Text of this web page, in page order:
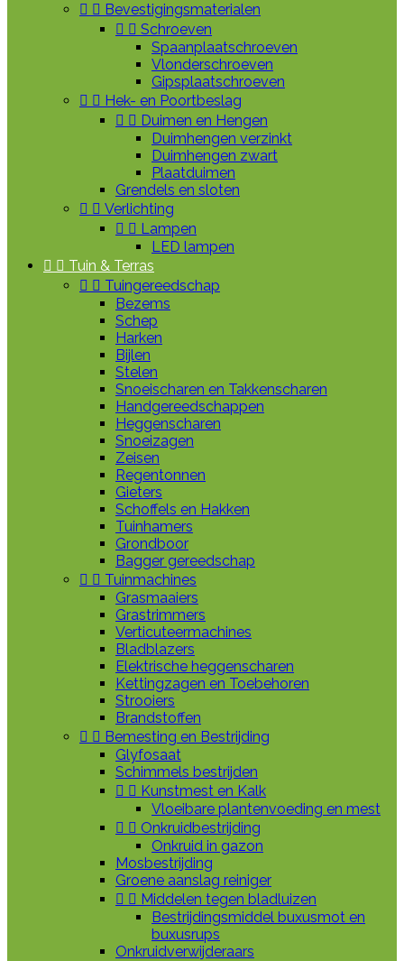
  Bevestigingsmaterialen
  Schroeven
Spaanplaatschroeven
Vlonderschroeven
Gipsplaatschroeven
  Hek- en Poortbeslag
  Duimen en Hengen
Duimhengen verzinkt
Duimhengen zwart
Plaatduimen
Grendels en sloten
  Verlichting
  Lampen
LED lampen
  Tuin & Terras
  Tuingereedschap
Bezems
Schep
Harken
Bijlen
Stelen
Snoeischaren en Takkenscharen
Handgereedschappen
Heggenscharen
Snoeizagen
Zeisen
Regentonnen
Gieters
Schoffels en Hakken
Tuinhamers
Grondboor
Bagger gereedschap
  Tuinmachines
Grasmaaiers
Grastrimmers
Verticuteermachines
Bladblazers
Elektrische heggenscharen
Kettingzagen en Toebehoren
Strooiers
Brandstoffen
  Bemesting en Bestrijding
Glyfosaat
Schimmels bestrijden
  Kunstmest en Kalk
Vloeibare plantenvoeding en mest
  Onkruidbestrijding
Onkruid in gazon
Mosbestrijding
Groene aanslag reiniger
  Middelen tegen bladluizen
Bestrijdingsmiddel buxusmot en
buxusrups
Onkruidverwijderaars